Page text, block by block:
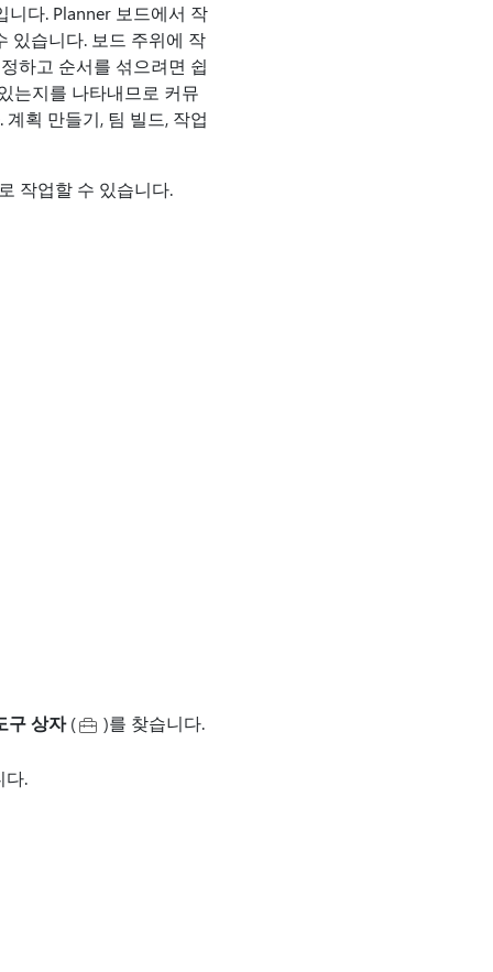
다. Planner 보드에서 작
있습니다. 보드 주위에 작
하고 순서를 섞으려면 쉽
는지를 나타내므로 커뮤
획 만들기, 팀 빌드, 작업
작업할 수 있습니다.
구 상자( )를 찾습니다.
다.